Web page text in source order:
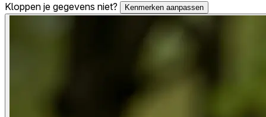
Kloppen je gegevens niet?
Kenmerken aanpassen